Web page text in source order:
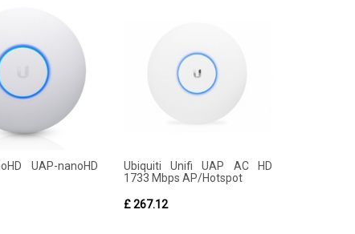
UAP-nanoHD
Ubiquiti Unifi UAP AC HD
1733 Mbps AP/Hotspot
£ 267.12